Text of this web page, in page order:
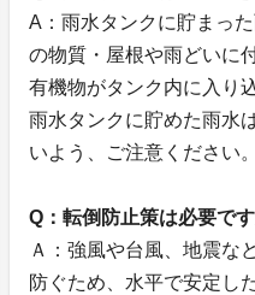
A：雨水タンクに貯まっ
の物質・屋根や雨どいに
有機物がタンク内に入り
雨水タンクに貯めた雨水
いよう、ご注意ください。
Q：転倒防止策は必要で
Ａ：強風や台風、地震な
防ぐため、水平で安定し